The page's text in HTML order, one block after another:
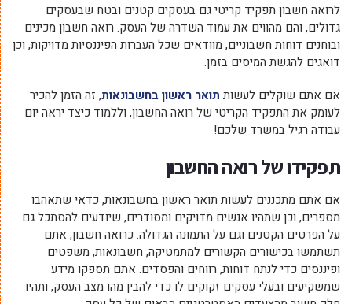
לרואה חשבון תפקיד קריטי גם בעסקים קטנים ובטח שבעסקים
גדולים, והם מהווים את עמוד השדרה של העסק. רואה חשבון מכינים
ובוחנים דוחות חשבוניים, מוודאים שכל העברות הפיננסיות מדויקות, וכן
דואגים להגשת המיסים בזמן.
אם אתם שוקלים לעשות תואר ראשון בחשבונאות, זה הזמן להכיר
לעומק את התפקיד הקריטי של רואה החשבון, וללמוד כיצד יראה יום
עבודה רגיל במשרד שלכם!
תפקידו של רואה החשבון
אם אתם מתכננים לעשות תואר ראשון בחשבונאות, כדאי שתאהבו
מספרים, וכן שתהיו אנשים מדויקים ומסודרים, שיודעים להסתכל גם
על הפרטים הקטנים וגם על התמונה הגדולה. כרואה חשבון, אתם
תשתמשו בכישורים הקשורים למתמטיקה, חשבונאות, משפטים
ופיננסים כדי לנתח דוחות, רווחים והפסדים. אתם תספקו מידע
שמשקיעים ובעלי עסקים זקוקים לו כדי להבין מהו מצב העסק, ותהיו